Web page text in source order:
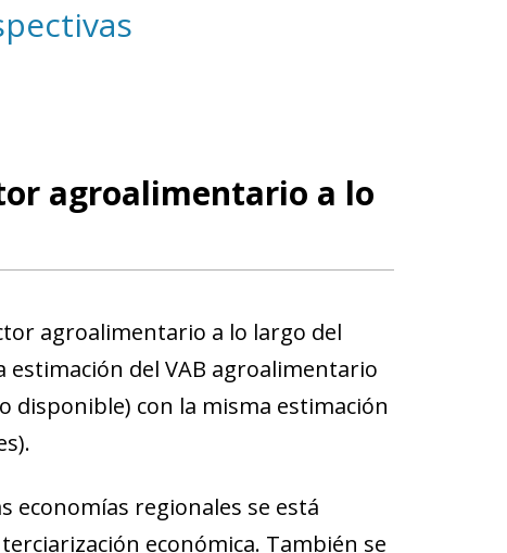
agroalimentario a lo
agroalimentario a lo largo del
del VAB agroalimentario
disponible) con la misma estimación
economías regionales se está
económica. También se